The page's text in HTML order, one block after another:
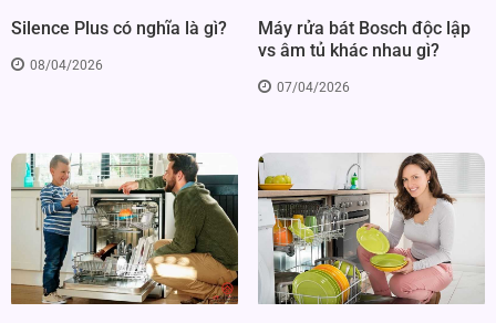
Silence Plus có nghĩa là gì?
08/04/2026
Máy rửa bát Bosch độc lập
vs âm tủ khác nhau gì?
07/04/2026